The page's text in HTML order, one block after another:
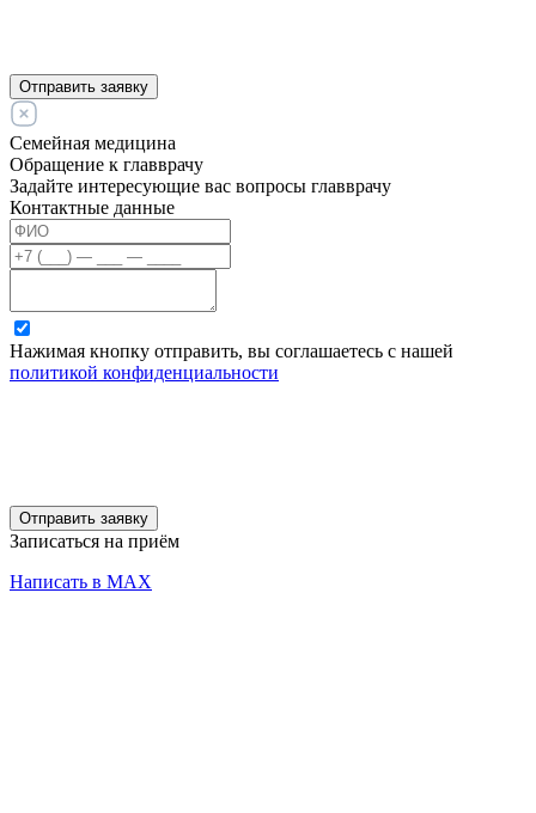
Отправить заявку
Семейная медицина
Обращение к главврачу
Задайте интересующие вас вопросы главврачу
Контактные данные
Нажимая кнопку отправить, вы соглашаетесь с нашей
политикой конфиденциальности
Отправить заявку
Записаться на приём
Написать в MAX